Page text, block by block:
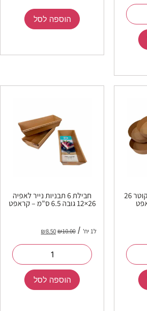
הוספה לסל
חבילת 4 תבניות נייר קוטר 26 חבילת 6 תבניות נייר לאפיה
26×12 גובה 6.5 ס"מ – קראפט
ל1 יח' ₪10.00
₪8.50
הוספה לסל